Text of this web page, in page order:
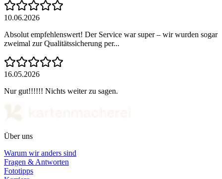
10.06.2026
Absolut empfehlenswert! Der Service war super – wir wurden sogar
zweimal zur Qualitätssicherung per...
16.05.2026
Nur gut!!!!!! Nichts weiter zu sagen.
Über uns
Warum wir anders sind
Fragen & Antworten
Fototipps